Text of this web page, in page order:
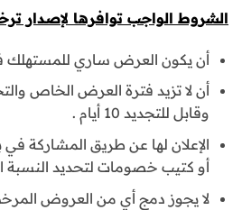
الشروط الواجب توافرها لإصدار
أن يكون العرض ساري للمستهلك
وقابل للتجديد 10 أيام .
الإعلان لها عن طريق المشاركة
أو كتيب خصومات لتحديد النسبة
لا يجوز دمج أي من العروض